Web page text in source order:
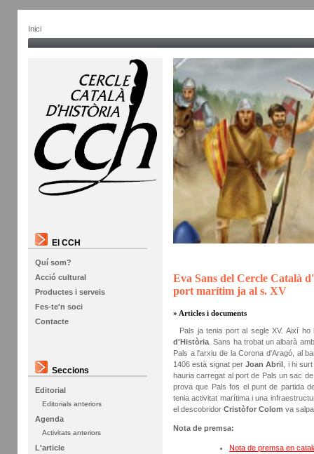
Inici
El CCH
Quí som?
Acció cultural
Productes i serveis
Fes-te'n soci
Contacte
Seccions
Editorial
Editorials anteriors
Agenda
Activitats anteriors
L'article
Eva Sans del Cercle Català
port marítim ja al s. XV
» Articles i documents
Pals ja tenia port al segle XV. Així
d'Història . Sans ha trobat un albarà
Pals a l'arxiu de la Corona d'Aragó, al
1406 està signat perJoan Abril , i hi
hauria carregat al port de Pals un sac
prova que Pals fos el punt de partida
tenia activitat marítima i una
el descobridor Cristòfor Colom va
Nota de premsa:
Nota de premsa en